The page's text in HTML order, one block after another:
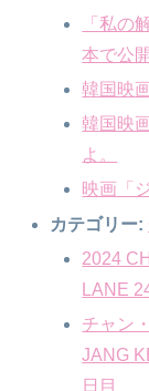
「私の
本で公
韓国映
韓国映
よ。
映画「
カテゴリー:
2024
LANE
チャン
JANG
日目